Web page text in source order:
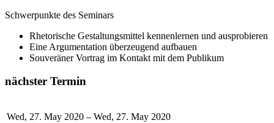
Schwerpunkte des Seminars
Rhetorische Gestaltungsmittel kennenlernen und ausprobieren
Eine Argumentation überzeugend aufbauen
Souveräner Vortrag im Kontakt mit dem Publikum
nächster Termin
Wed, 27. May 2020 – Wed, 27. May 2020